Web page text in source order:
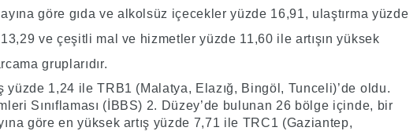
ayına göre gıda ve alkolsüz içecekler yüzde 16,91, ulaştırma yüzde
ve çeşitli mal ve hizmetler yüzde 11,60 ile artışın yüksek
gruplarıdır.
yüzde 1,24 ile TRB1 (Malatya, Elazığ, Bingöl, Tunceli)’de oldu.
Sınıflaması (İBBS) 2. Düzey’de bulunan 26 bölge içinde, bir
göre en yüksek artış yüzde 7,71 ile TRC1 (Gaziantep,